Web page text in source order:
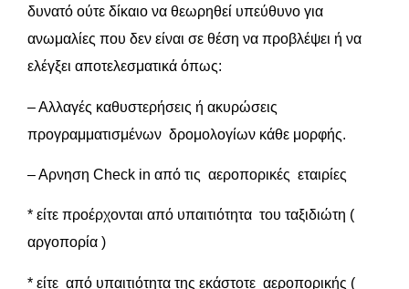
δυνατό ούτε δίκαιο να θεωρηθεί υπεύθυνο για
ανωμαλίες που δεν είναι σε θέση να προβλέψει ή να
ελέγξει αποτελεσματικά όπως:
– Αλλαγές καθυστερήσεις ή ακυρώσεις
προγραμματισμένων δρομολογίων κάθε μορφής.
– Aρνηση Check in από τις αεροπορικές εταιρίες
* είτε προέρχονται από υπαιτιότητα του ταξιδιώτη (
αργοπορία )
* είτε από υπαιτιότητα της εκάστοτε αεροπορικής (